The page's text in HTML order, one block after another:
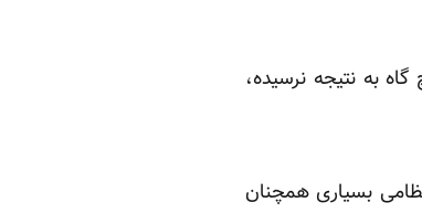
به نتیجه نرسیده،
بسیاری همچنان